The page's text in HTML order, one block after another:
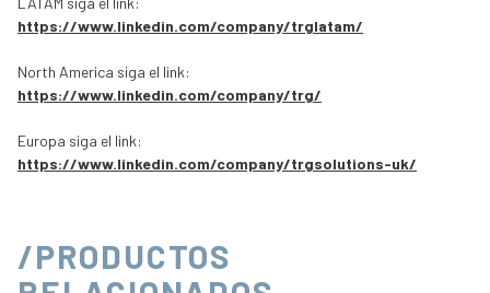
https://www.linkedin.com/company/trglatam/
North America siga el link:
https://www.linkedin.com/company/trg/
Europa siga el link:
https://www.linkedin.com/company/trgsolutions-uk/
/PRODUCTOS